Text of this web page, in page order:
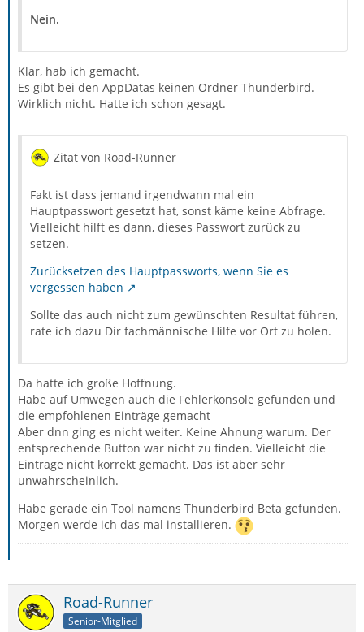
Nein.
Klar, hab ich gemacht.
Es gibt bei den AppDatas keinen Ordner Thunderbird.
Wirklich nicht. Hatte ich schon gesagt.
Zitat von Road-Runner
Fakt ist dass jemand irgendwann mal ein
Hauptpasswort gesetzt hat, sonst käme keine Abfrage.
Vielleicht hilft es dann, dieses Passwort zurück zu
setzen.
Zurücksetzen des Hauptpassworts, wenn Sie es
vergessen haben
Sollte das auch nicht zum gewünschten Resultat führen,
rate ich dazu Dir fachmännische Hilfe vor Ort zu holen.
Da hatte ich große Hoffnung.
Habe auf Umwegen auch die Fehlerkonsole gefunden und
die empfohlenen Einträge gemacht
Aber dnn ging es nicht weiter. Keine Ahnung warum. Der
entsprechende Button war nicht zu finden. Vielleicht die
Einträge nicht korrekt gemacht. Das ist aber sehr
unwahrscheinlich.
Habe gerade ein Tool namens Thunderbird Beta gefunden.
Morgen werde ich das mal installieren.
Road-Runner
Senior-Mitglied